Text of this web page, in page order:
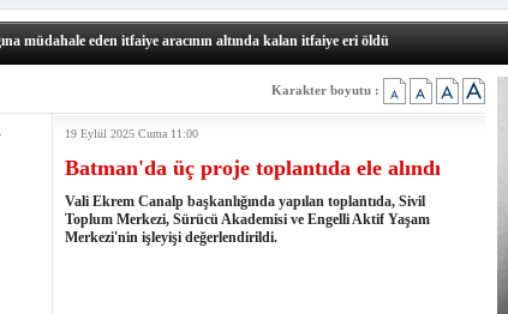
zayıflatıyor
müdahale eden itfaiye aracının altında kalan itfaiye eri öldü
dönel kavşak çağrısını yineledi
500 yataklı hastanemizi 2027'nin ikinci yarısında hizmete açacağız
hayatını kaybettiği husumet barışla son buldu
mazot, gübre ve ilaçtan ÖTV ve KDV alınmamalı
2026 YKS kontenjanı 2 bin 737'ye yükseldi
Karakter boyutu :
19 Eylül 2025 Cuma 11:00
Batman'da üç proje toplantıda ele alındı
Vali Ekrem Canalp başkanlığında yapılan toplantıda, Sivil
Toplum Merkezi, Sürücü Akademisi ve Engelli Aktif Yaşam
Merkezi'nin işleyişi değerlendirildi.